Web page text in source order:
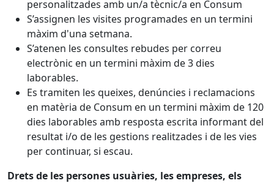
personalitzades amb un/a tècnic/a en Consum
S’assignen les visites programades en un termini
màxim d'una setmana.
S’atenen les consultes rebudes per correu
electrònic en un termini màxim de 3 dies
laborables.
Es tramiten les queixes, denúncies i reclamacions
en matèria de Consum en un termini màxim de 120
dies laborables amb resposta escrita informant del
resultat i/o de les gestions realitzades i de les vies
per continuar, si escau.
Drets de les persones usuàries, les empreses, els